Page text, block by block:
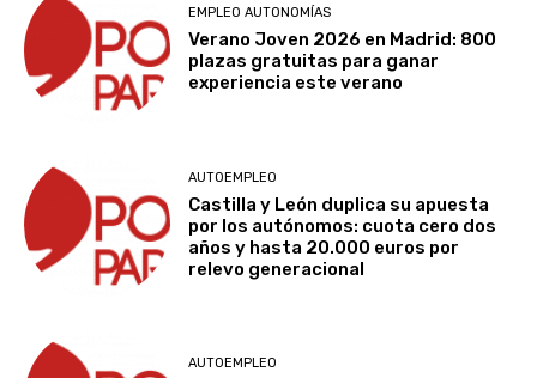
EMPLEO AUTONOMÍAS
Verano Joven 2026 en Madrid: 800
plazas gratuitas para ganar
experiencia este verano
AUTOEMPLEO
Castilla y León duplica su apuesta
por los autónomos: cuota cero dos
años y hasta 20.000 euros por
relevo generacional
AUTOEMPLEO